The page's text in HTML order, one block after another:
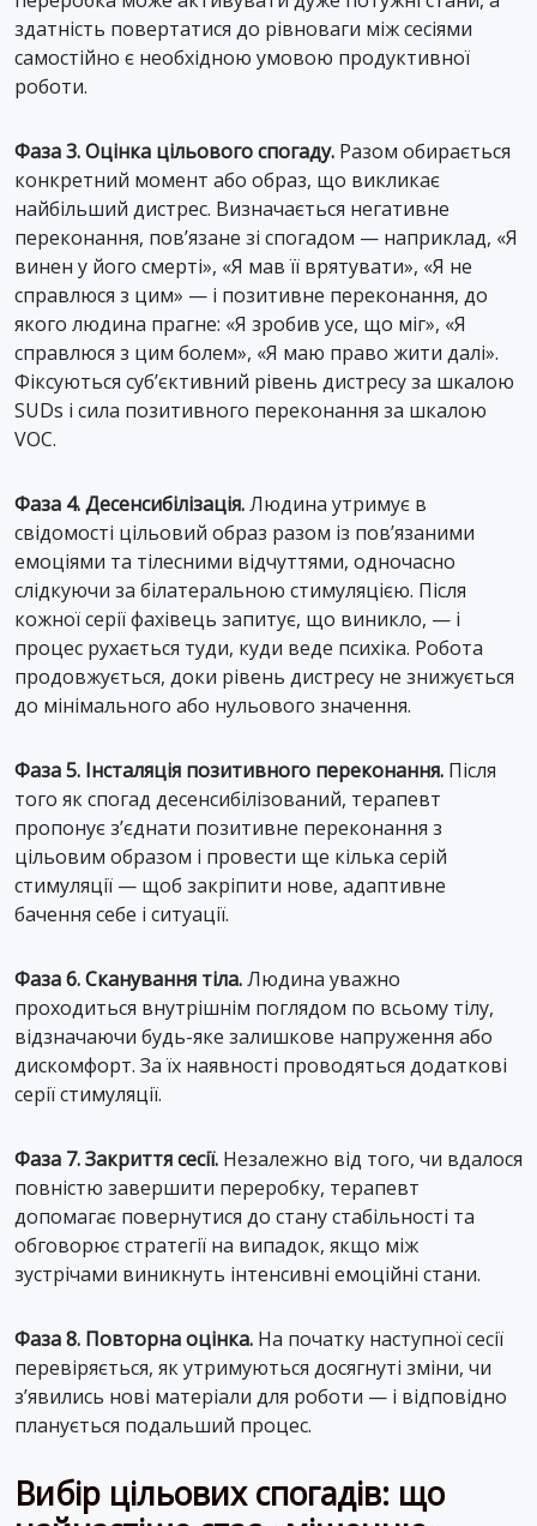
здатність повертатися до рівноваги між сесіями
самостійно є необхідною умовою продуктивної
роботи.
Фаза 3. Оцінка цільового спогаду. Разом обирається
конкретний момент або образ, що викликає
найбільший дистрес. Визначається негативне
переконання, пов’язане зі спогадом — наприклад, «Я
винен у його смерті», «Я мав її врятувати», «Я не
справлюся з цим» — і позитивне переконання, до
якого людина прагне: «Я зробив усе, що міг», «Я
справлюся з цим болем», «Я маю право жити далі».
Фіксуються суб’єктивний рівень дистресу за шкалою
SUDs і сила позитивного переконання за шкалою
VOC.
Фаза 4. Десенсибілізація.Людина утримує в
свідомості цільовий образ разом із пов’язаними
емоціями та тілесними відчуттями, одночасно
слідкуючи за білатеральною стимуляцією. Після
кожної серії фахівець запитує, що виникло, — і
процес рухається туди, куди веде психіка. Робота
продовжується, доки рівень дистресу не знижується
до мінімального або нульового значення.
Фаза 5. Інсталяція позитивного переконання. Після
того як спогад десенсибілізований, терапевт
пропонує з’єднати позитивне переконання з
цільовим образом і провести ще кілька серій
стимуляції — щоб закріпити нове, адаптивне
бачення себе і ситуації.
Фаза 6. Сканування тіла.Людина уважно
проходиться внутрішнім поглядом по всьому тілу,
відзначаючи будь-яке залишкове напруження або
дискомфорт. За їх наявності проводяться додаткові
серії стимуляції.
Фаза 7. Закриття сесії. Незалежно від того, чи вдалося
повністю завершити переробку, терапевт
допомагає повернутися до стану стабільності та
обговорює стратегії на випадок, якщо між
зустрічами виникнуть інтенсивні емоційні стани.
Фаза 8. Повторна оцінка. На початку наступної сесії
перевіряється, як утримуються досягнуті зміни, чи
з’явились нові матеріали для роботи — і відповідно
планується подальший процес.
Вибір цільових спогадів: що